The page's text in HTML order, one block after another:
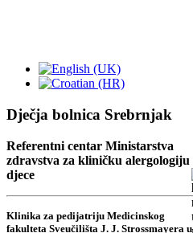
Dječja bolnica Srebrnjak
Referentni centar Ministarstva
zdravstva za kliničku alergologiju
djece
Klinika za pedijatriju Medicinskog
fakulteta Sveučilišta J. J. Strossmayera u